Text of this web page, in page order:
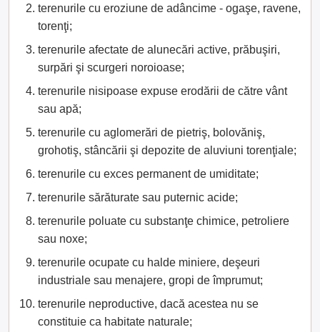
terenurile cu eroziune de adâncime - ogaşe, ravene,
torenţi;
terenurile afectate de alunecări active, prăbuşiri,
surpări şi scurgeri noroioase;
terenurile nisipoase expuse erodării de către vânt
sau apă;
terenurile cu aglomerări de pietriş, bolovăniş,
grohotiş, stâncării şi depozite de aluviuni torenţiale;
terenurile cu exces permanent de umiditate;
terenurile sărăturate sau puternic acide;
terenurile poluate cu substanţe chimice, petroliere
sau noxe;
terenurile ocupate cu halde miniere, deşeuri
industriale sau menajere, gropi de împrumut;
terenurile neproductive, dacă acestea nu se
constituie ca habitate naturale;